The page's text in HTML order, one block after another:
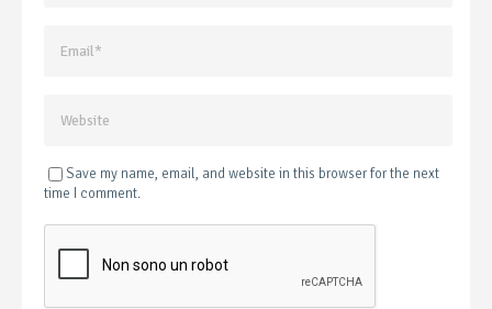
Save my name, email, and website in this browser for the next
time I comment.